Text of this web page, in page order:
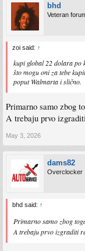
bhd
Veteran
zoi said: ↑
kupi global 22 dolara po
što mogu oni za tebe
poput Walmarta i slično.
Primarno samo zbog
A trebaju prvo
May 3, 2026
dams82
Overclocker
bhd said: ↑
Primarno samo zbog
A trebaju prvo izgraditi